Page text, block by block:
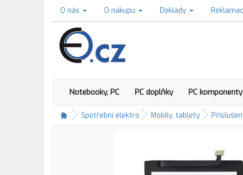
O nás O nákupu Doklady
Notebooky, PC PC doplňky PC komponenty
Spotřební elektro Mobily, tablety